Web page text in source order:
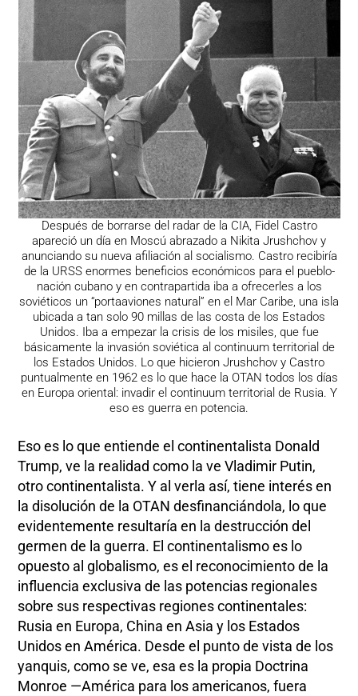
Después de borrarse del radar de la CIA, Fidel Castro
apareció un día en Moscú abrazado a Nikita Jrushchov y
anunciando su nueva afiliación al socialismo. Castro recibiría
de la URSS enormes beneficios económicos para el pueblo-
nación cubano y en contrapartida iba a ofrecerles a los
soviéticos un “portaaviones natural” en el Mar Caribe, una isla
ubicada a tan solo 90 millas de las costa de los Estados
Unidos. Iba a empezar la crisis de los misiles, que fue
básicamente la invasión soviética al continuum territorial de
los Estados Unidos. Lo que hicieron Jrushchov y Castro
puntualmente en 1962 es lo que hace la OTAN todos los días
en Europa oriental: invadir el continuum territorial de Rusia. Y
eso es guerra en potencia.
Eso es lo que entiende el continentalista Donald
Trump, ve la realidad como la ve Vladimir Putin,
otro continentalista. Y al verla así, tiene interés en
la disolución de la OTAN desfinanciándola, lo que
evidentemente resultaría en la destrucción del
germen de la guerra. El continentalismo es lo
opuesto al globalismo, es el reconocimiento de la
influencia exclusiva de las potencias regionales
sobre sus respectivas regiones continentales:
Rusia en Europa, China en Asia y los Estados
Unidos en América. Desde el punto de vista de los
yanquis, como se ve, esa es la propia Doctrina
Monroe —América para los americanos, fuera